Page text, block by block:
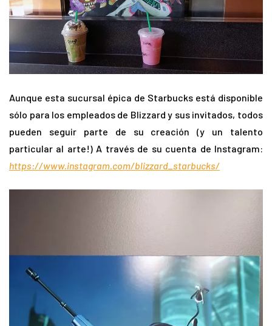
Aunque esta sucursal épica de Starbucks está disponible
sólo para los empleados de Blizzard y sus invitados, todos
pueden seguir parte de su creación (y un talento
particular al arte!) A través de su cuenta de Instagram:
https://www.instagram.com/blizzard_starbucks/